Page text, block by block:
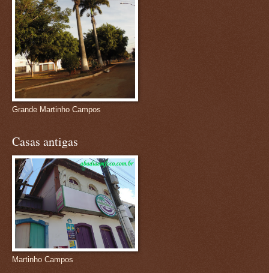
Grande Martinho Campos
Casas antigas
Martinho Campos